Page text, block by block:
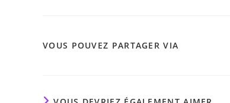
VOUS POUVEZ PARTAGER VIA